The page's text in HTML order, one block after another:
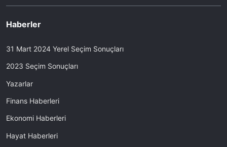
Haberler
31 Mart 2024 Yerel Seçim Sonuçları
2023 Seçim Sonuçları
Yazarlar
Finans Haberleri
Ekonomi Haberleri
Hayat Haberleri